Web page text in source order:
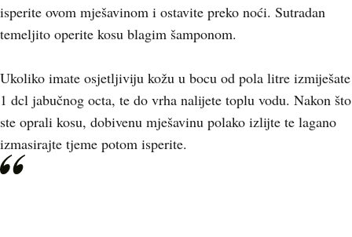
isperite ovom mješavinom i ostavite preko noći. Sutradan
temeljito operite kosu blagim šamponom.
Ukoliko imate osjetljiviju kožu u bocu od pola litre izmiješate
1 dcl jabučnog octa, te do vrha nalijete toplu vodu. Nakon što
ste oprali kosu, dobivenu mješavinu polako izlijte te lagano
izmasirajte tjeme potom isperite.